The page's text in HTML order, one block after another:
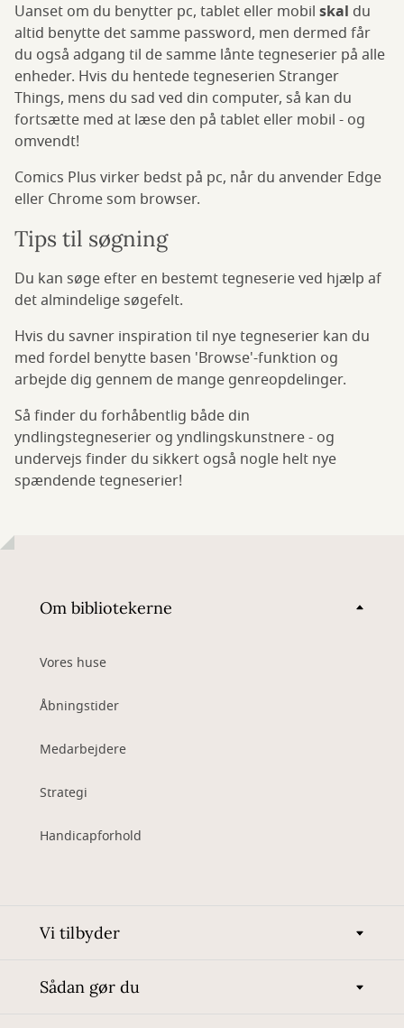
Uanset om du benytter pc, tablet eller mobil skal du
altid benytte det samme password, men dermed får
du også adgang til de samme lånte tegneserier på alle
enheder. Hvis du hentede tegneserien Stranger
Things, mens du sad ved din computer, så kan du
fortsætte med at læse den på tablet eller mobil - og
omvendt!
Comics Plus virker bedst på pc, når du anvender Edge
eller Chrome som browser.
Tips til søgning
Du kan søge efter en bestemt tegneserie ved hjælp af
det almindelige søgefelt.
Hvis du savner inspiration til nye tegneserier kan du
med fordel benytte basen 'Browse'-funktion og
arbejde dig gennem de mange genreopdelinger.
Så finder du forhåbentlig både din
yndlingstegneserier og yndlingskunstnere - og
undervejs finder du sikkert også nogle helt nye
spændende tegneserier!
Om bibliotekerne
Vores huse
Åbningstider
Medarbejdere
Strategi
Handicapforhold
Vi tilbyder
Sådan gør du